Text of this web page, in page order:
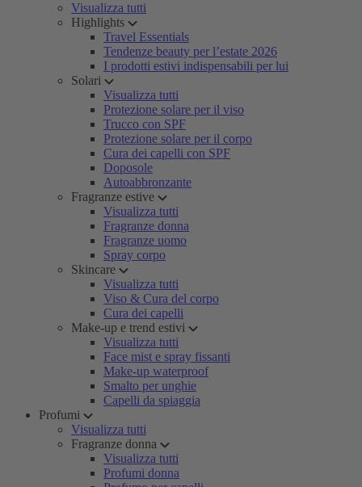
Visualizza tutti
Highlights
Travel Essentials
Tendenze beauty per l’estate 2026
I prodotti estivi indispensabili per lui
Solari
Visualizza tutti
Protezione solare per il viso
Trucco con SPF
Protezione solare per il corpo
Cura dei capelli con SPF
Doposole
Autoabbronzante
Fragranze estive
Visualizza tutti
Fragranze donna
Fragranze uomo
Spray corpo
Skincare
Visualizza tutti
Viso & Cura del corpo
Cura dei capelli
Make-up e trend estivi
Visualizza tutti
Face mist e spray fissanti
Make-up waterproof
Smalto per unghie
Capelli da spiaggia
Profumi
Visualizza tutti
Fragranze donna
Visualizza tutti
Profumi donna